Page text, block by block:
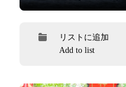
リストに追加
Add to list